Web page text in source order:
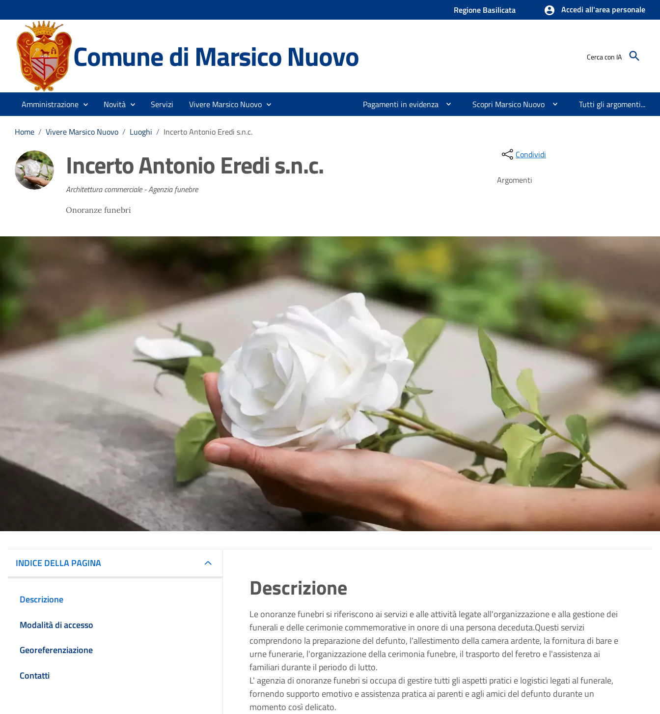
Regione Basilicata Accedi all'area personale
Comune di Marsico Nuovo Cerca con IA
Amministrazione Novità Servizi Vivere Marsico Nuovo Pagamenti in evidenza Scopri Marsico Nuovo Tutti gli argomenti...
Home / Vivere Marsico Nuovo / Luoghi / Incerto Antonio Eredi s.n.c.
Incerto Antonio Eredi s.n.c.
Architettura commerciale - Agenzia funebre
Onoranze funebri
Condividi
Argomenti
INDICE DELLA PAGINA
Descrizione
Modalità di accesso
Georeferenziazione
Contatti
Descrizione
Le onoranze funebri si riferiscono ai servizi e alle attività legate all'organizzazione e alla gestione dei
funerali e delle cerimonie commemorative in onore di una persona deceduta.Questi servizi
comprendono la preparazione del defunto, l'allestimento della camera ardente, la fornitura di bare e
urne funerarie, l'organizzazione della cerimonia funebre, il trasporto del feretro e l'assistenza ai
familiari durante il periodo di lutto.
L' agenzia di onoranze funebri si occupa di gestire tutti gli aspetti pratici e logistici legati al funerale,
fornendo supporto emotivo e assistenza pratica ai parenti e agli amici del defunto durante un
momento così delicato.